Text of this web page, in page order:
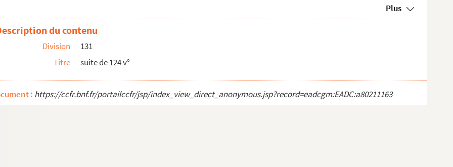
Plus
du contenu
Division
131
Titre
suite de 124 v°
: https://ccfr.bnf.fr/portailccfr/jsp/index_view_direct_anonymous.jsp?record=eadcgm:EADC:a80211163